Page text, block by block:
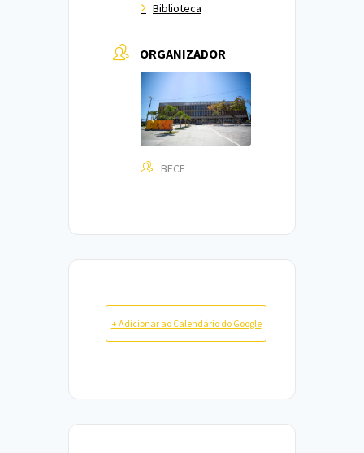
Biblioteca
ORGANIZADOR
BECE
+ Adicionar ao Calendário do Google